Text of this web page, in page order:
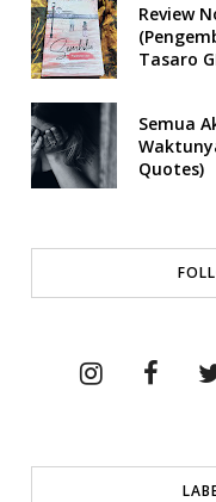
Review
Tasaro
Semua
Quotes)